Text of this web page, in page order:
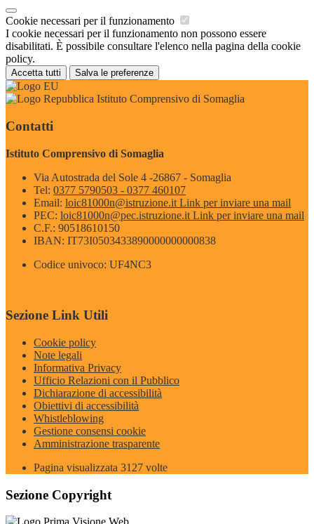
Cookie necessari per il funzionamento
I cookie necessari per il funzionamento non possono essere
disabilitati. È possibile consultare l'elenco nella pagina della cookie
policy.
Accetta tutti Salva le preferenze
Istituto Comprensivo di Somaglia
Contatti
Istituto Comprensivo di Somaglia
Via Autostrada del Sole 4 -26867 - Somaglia
Tel: 0377 5790503 - 0377 460107
Email: loic81000n@istruzione.it Link per inviare una mail
PEC: loic81000n@pec.istruzione.it Link per inviare una mail
C.F.: 90518610150
IBAN: IT73I0503433890000000000838
Codice univoco: UF4NC3
Sezione Link Utili
Cookie policy
Note legali
Informativa Privacy
Ufficio Relazioni con il Pubblico
Dichiarazione di accessibilità
Obiettivi di accessibilità
Whistleblowing
Gestione consensi cookie
Amministrazione trasparente
Pagina visualizzata 3127 volte
Sezione Copyright